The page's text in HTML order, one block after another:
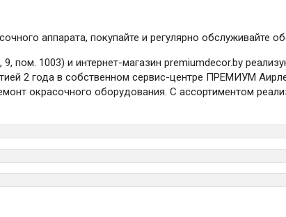
аппарата, покупайте и регулярно обслуживайте
пом. 1003) и интернет-магазин premiumdecor.by
2 года в собственном сервис-центре ПРЕМИУМ
окрасочного оборудования. С ассортиментом